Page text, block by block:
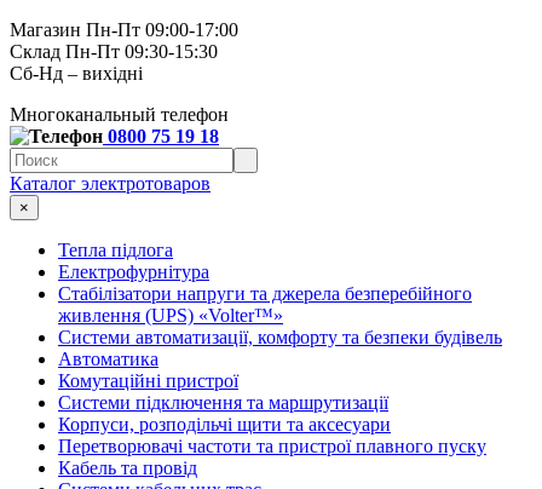
Магазин Пн-Пт 09:00-17:00
Склад Пн-Пт 09:30-15:30
Сб-Нд – вихідні
Многоканальный телефон
0800 75 19 18
Каталог электротоваров
×
Тепла підлога
Електрофурнітура
Cтабілізатори напруги та джерела безперебійного
живлення (UPS) «Volter™»
Системи автоматизації, комфорту та безпеки будівель
Автоматика
Комутаційні пристрої
Системи підключення та маршрутизації
Корпуси, розподільчі щити та аксесуари
Перетворювачі частоти та пристрої плавного пуску
Кабель та провід